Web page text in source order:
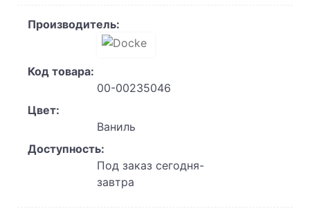
Производитель:
Код товара:
00-00235046
Цвет:
Ваниль
Доступность:
Под заказ сегодня-
завтра